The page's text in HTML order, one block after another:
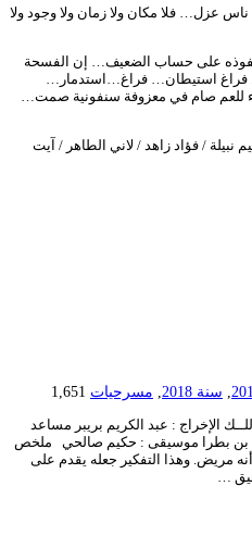
عزل… فلا مكان ولا زمان ولا وجود ولا
على حساب الضعيف… إن الفسحة
استيطان… فراغ…استدمار…
للعم صام في معزوفة سنفونية صمت…
نبيلة / فؤاد زاهد / لاني الطاهر / آيت
سنة 2018 مسرحيات 1,651
اللــك الإخراج : عبد الكريم بريبر مساعد
بن بطرا موسيقى : حكيم صالحي ملخص
مريض. وهذا التفكير جعله يقدم على
…